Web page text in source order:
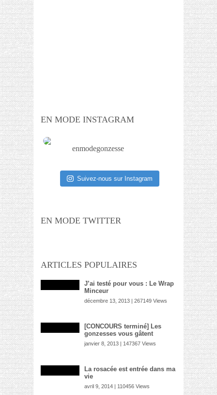
EN MODE INSTAGRAM
enmodegonzesse
Suivez-nous sur Instagram
EN MODE TWITTER
ARTICLES POPULAIRES
J’ai testé pour vous : Le Wrap
Minceur
décembre 13, 2013 | 267149 Views
[CONCOURS terminé] Les
gonzesses vous gâtent
janvier 8, 2013 | 147367 Views
La rosacée est entrée dans ma
vie
avril 9, 2014 | 110456 Views